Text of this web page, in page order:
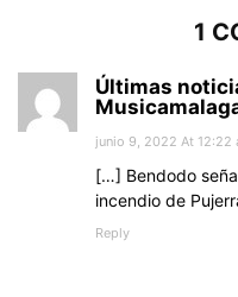
1
Últimas
junio 9, 2022 At 12:22
[…] Bendodo
incendio de
Reply